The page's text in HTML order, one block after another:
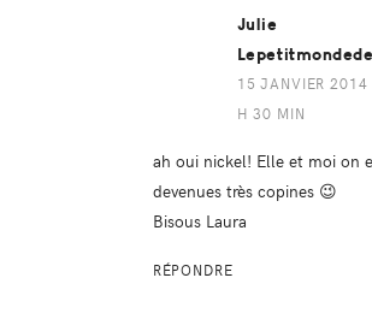
Julie
15 JANVIER 2014
H 30 MIN
ah oui nickel! Elle et moi on
devenues très copines 😉
Bisous Laura
RÉPONDRE